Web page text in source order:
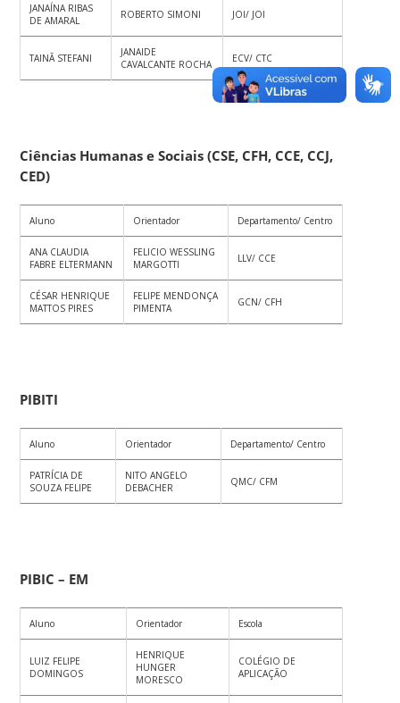
JANAÍNA RIBAS
DE AMARAL
ROBERTO SIMONI JOI/ JOI
TAINÃ STEFANI
JANAIDE
CAVALCANTE ROCHA
ECV/ CTC
Ciências Humanas e Sociais (CSE, CFH, CCE, CCJ,
CED)
Aluno Orientador Departamento/ Centro
ANA CLAUDIA
FABRE ELTERMANN
FELICIO WESSLING
MARGOTTI
LLV/ CCE
CÉSAR HENRIQUE
MATTOS PIRES
FELIPE MENDONÇA
PIMENTA
GCN/ CFH
PIBITI
Aluno Orientador Departamento/ Centro
PATRÍCIA DE
SOUZA FELIPE
NITO ANGELO
DEBACHER
QMC/ CFM
PIBIC – EM
Aluno Orientador Escola
LUIZ FELIPE
DOMINGOS
HENRIQUE
HUNGER
MORESCO
COLÉGIO DE
APLICAÇÃO